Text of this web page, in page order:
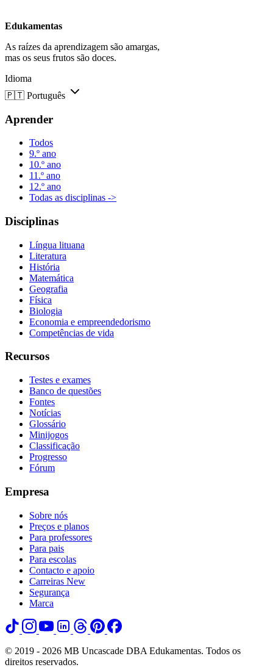
Edukamentas
As raízes da aprendizagem são amargas,
mas os seus frutos são doces.
Idioma
🇵🇹 Português
Aprender
Todos
9.º ano
10.º ano
11.º ano
12.º ano
Todas as disciplinas ->
Disciplinas
Língua lituana
Literatura
História
Matemática
Geografia
Física
Biologia
Economia e empreendedorismo
Competências de vida
Recursos
Testes e exames
Banco de questões
Fontes
Notícias
Glossário
Minijogos
Classificação
Progresso
Fórum
Empresa
Sobre nós
Preços e planos
Para professores
Para pais
Para escolas
Contacto e apoio
Carreiras New
Segurança
Marca
© 2019 - 2026 MB Uncascade DBA Edukamentas. Todos os
direitos reservados.